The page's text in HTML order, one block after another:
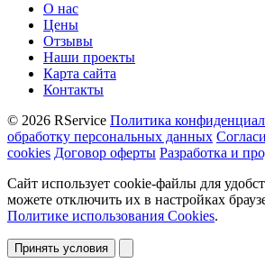
О нас
Цены
Отзывы
Наши проекты
Карта сайта
Контакты
© 2026 RService Политика
обработку персональных данных
cookies Договор оферты Разработка и
Сайт использует cookie-файлы для
можете отключить их в настройках
Политике использования Cookies.
Принять условия